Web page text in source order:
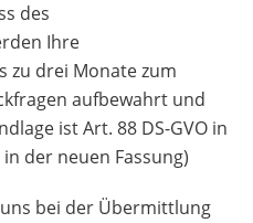
des
Ihre
zu drei Monate zum
aufbewahrt und
ist Art. 88 DS-GVO in
der neuen Fassung)
bei der Übermittlung